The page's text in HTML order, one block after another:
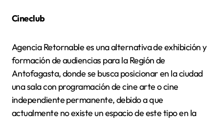
Cineclub
Agencia Retornable es una alternativa de exhibición y
formación de audiencias para la Región de
Antofagasta, donde se busca posicionar en la ciudad
una sala con programación de cine arte o cine
independiente permanente, debido a que
actualmente no existe un espacio de este tipo en la